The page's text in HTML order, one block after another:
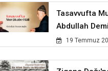
Tasavvufta
Abdullah
19 Temmuz